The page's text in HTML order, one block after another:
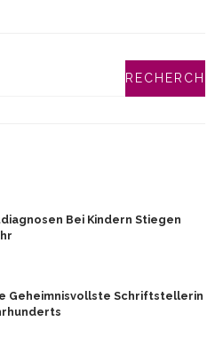
Bei Kindern Stiegen
Geheimnisvollste Schriftstellerin